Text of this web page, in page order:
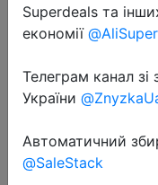
2022-06-13
зажим,
Superdeals та
економії
Телеграм канал
України
Автоматичний
@SaleStack